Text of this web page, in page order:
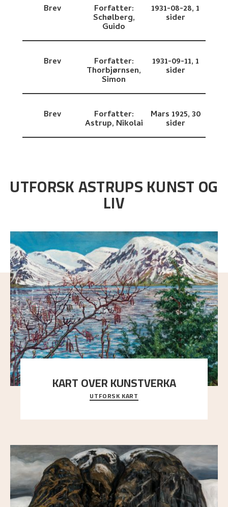
Brev Forfatter:
Schølberg,
Guido
1931-08-28,1
sider
Brev Forfatter:
Thorbjørnsen,
Simon
1931-09-11,1
sider
Brev Forfatter:
Astrup, Nikolai
Mars 1925,30
sider
UTFORSK ASTRUPS KUNST OG
LIV
KART OVER KUNSTVERKA
Utforsk stedene og utsiktene i Astrups malerier
UTFORSK KART